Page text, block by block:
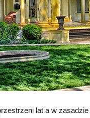
lat a w zasadzie